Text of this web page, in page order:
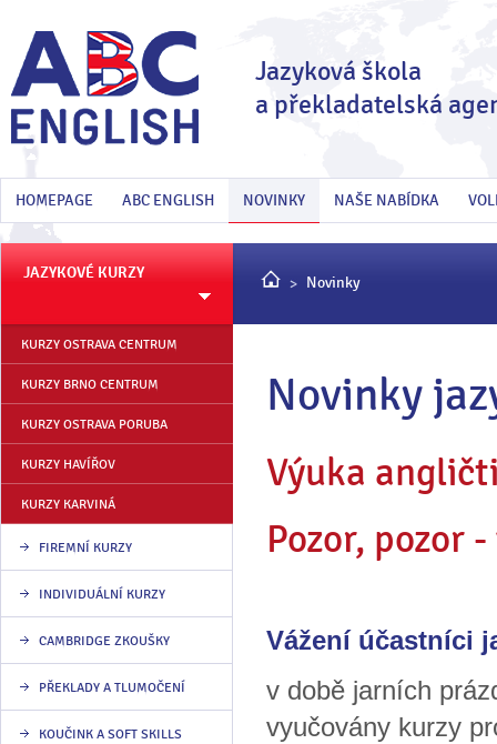
Jazyková škola
a překladatelská
HOMEPAGE ABC ENGLISH NOVINKY NAŠE NABÍDKA
JAZYKOVÉ KURZY
KURZY OSTRAVA CENTRUM
KURZY BRNO CENTRUM
KURZY OSTRAVA PORUBA
KURZY HAVÍŘOV
KURZY KARVINÁ
FIREMNÍ KURZY
INDIVIDUÁLNÍ KURZY
CAMBRIDGE ZKOUŠKY
PŘEKLADY A TLUMOČENÍ
KOUČINK A SOFT SKILLS
Novinky
Novinky
Výuka
Pozor, pozor
Vážení účastníci
v době jarních
vyučovány kurzy